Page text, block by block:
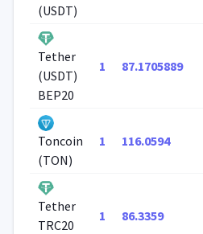
(USDT)
Tether
(USDT)
BEP20
1 87.1705889
Toncoin
(TON)
1 116.0594
Tether
TRC20
1 86.3359